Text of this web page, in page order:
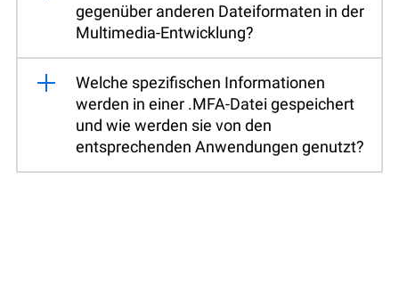
gegenüber anderen Dateiformaten in der
Multimedia-Entwicklung?
Welche spezifischen Informationen
werden in einer .MFA-Datei gespeichert
und wie werden sie von den
entsprechenden Anwendungen genutzt?